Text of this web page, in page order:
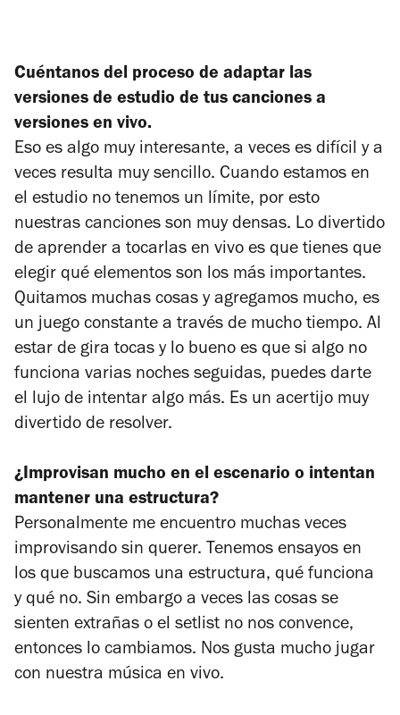
Cuéntanos del proceso de adaptar las
versiones de estudio de tus canciones a
versiones en vivo.
Eso es algo muy interesante, a veces es difícil y a
veces resulta muy sencillo. Cuando estamos en
el estudio no tenemos un límite, por esto
nuestras canciones son muy densas. Lo divertido
de aprender a tocarlas en vivo es que tienes que
elegir qué elementos son los más importantes.
Quitamos muchas cosas y agregamos mucho, es
un juego constante a través de mucho tiempo. Al
estar de gira tocas y lo bueno es que si algo no
funciona varias noches seguidas, puedes darte
el lujo de intentar algo más. Es un acertijo muy
divertido de resolver.
¿Improvisan mucho en el escenario o intentan
mantener una estructura?
Personalmente me encuentro muchas veces
improvisando sin querer. Tenemos ensayos en
los que buscamos una estructura, qué funciona
y qué no. Sin embargo a veces las cosas se
sienten extrañas o el setlist no nos convence,
entonces lo cambiamos. Nos gusta mucho jugar
con nuestra música en vivo.